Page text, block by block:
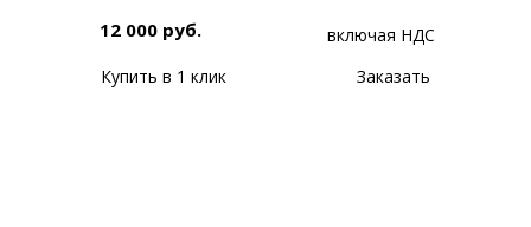
12 000 руб.
включая НДС
Купить в 1 клик
Заказать